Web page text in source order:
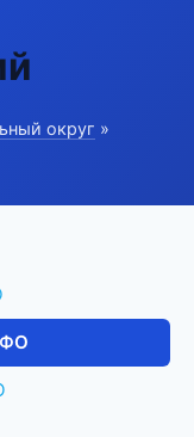
округ »
ФО